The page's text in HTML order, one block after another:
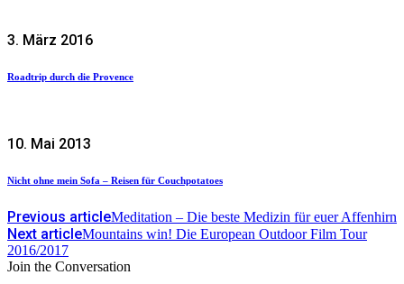
3. März 2016
Roadtrip durch die Provence
10. Mai 2013
Nicht ohne mein Sofa – Reisen für Couchpotatoes
Previous articleMeditation – Die beste Medizin für euer Affenhirn
Next articleMountains win! Die European Outdoor Film Tour
2016/2017
Join the Conversation